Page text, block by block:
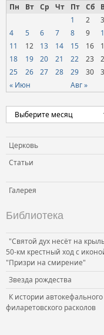
Пн
Вт Ср Чт Пт Сб
« Июн Авг »
1 2
3
4
5 6 7 8 9
11
12 13 14 15 16
18
19 20 21 22 23
25
26 27 28 29 30
Церковь
Статьи
Галерея
Библиотека
"Святой дух несёт на
50-км крестный ход с
"Призри на смирение"
Звезда рождества
К истории
филаретовского расколов